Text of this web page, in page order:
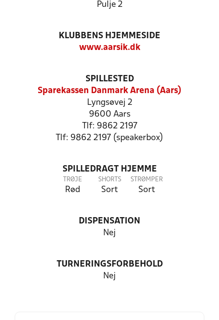
Pulje 2
KLUBBENS HJEMMESIDE
www.aarsik.dk
SPILLESTED
Sparekassen Danmark Arena (Aars)
Lyngsøvej 2
9600 Aars
Tlf: 9862 2197
Tlf: 9862 2197 (speakerbox)
SPILLEDRAGT HJEMME
TRØJE
Rød
SHORTS
Sort
STRØMPER
Sort
DISPENSATION
Nej
TURNERINGSFORBEHOLD
Nej